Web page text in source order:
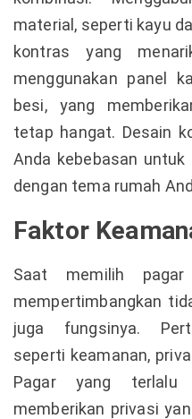
material, seperti kayu
kontras yang
menggunakan panel
besi, yang
tetap hangat. Desain
Anda kebebasan
dengan tema rumah
Faktor
Saat memilih
mempertimbangkan
juga fungsinya.
seperti keamanan,
Pagar yang terlalu
memberikan privasi